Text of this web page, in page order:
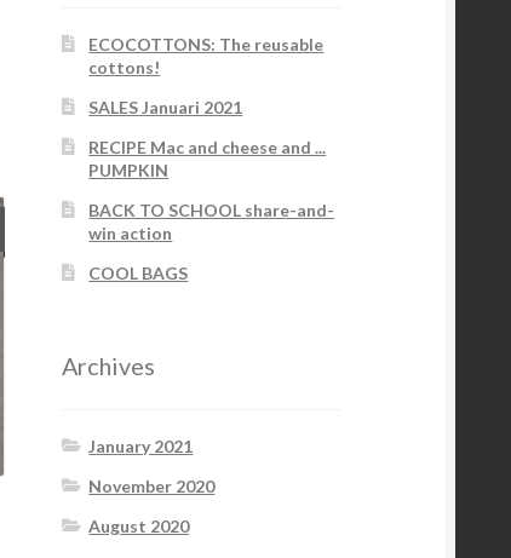
ECOCOTTONS: The reusable
cottons!
SALES Januari 2021
RECIPE Mac and cheese and ...
PUMPKIN
BACK TO SCHOOL share-and-
win action
COOL BAGS
Archives
January 2021
November 2020
August 2020